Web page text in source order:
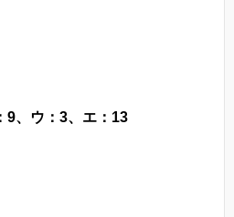
9、ウ：3、エ：13